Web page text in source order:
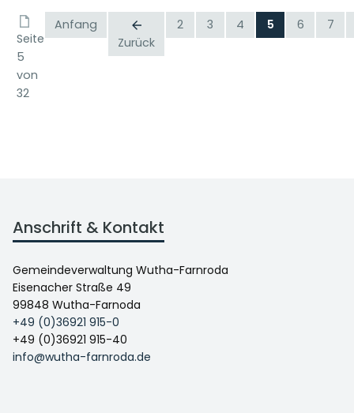
Seite
5
von
32
Anfang
Zurück
2 3 4 5 6 7
Anschrift & Kontakt
Gemeindeverwaltung Wutha-Farnroda
Eisenacher Straße 49
99848 Wutha-Farnoda
+49 (0)36921 915-0
+49 (0)36921 915-40
info@wutha-farnroda.de